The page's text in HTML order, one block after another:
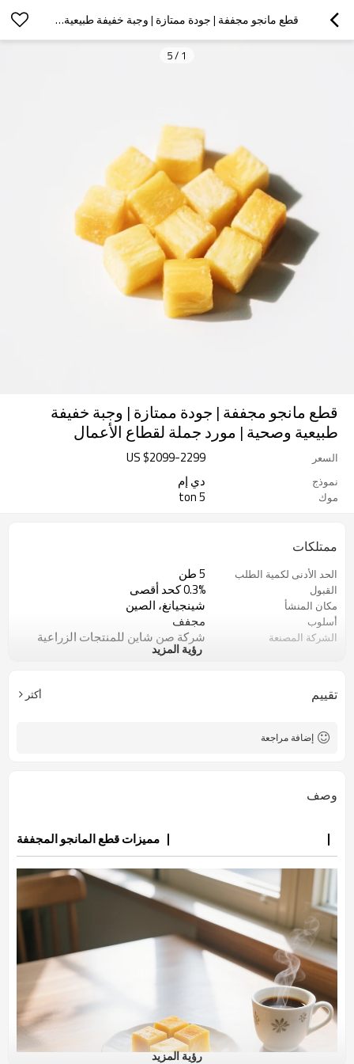
قطع مانجو مجففة | جودة ممتازة | وجبة خفيفة طبيعية وصحية | مورد جملة لقطاع الأعمال
1
/
5
قطع مانجو مجففة | جودة ممتازة | وجبة خفيفة
طبيعية وصحية | مورد جملة لقطاع الأعمال
السعر US $2099-2299
نموذج دي إم
موك 5 ton
ممتلكات
الحد الأدنى لكمية الطلب 5 طن
القبول 0.3% كحد أقصى
مكان المنشأ شينجيانغ، الصين
أسلوب مجفف
الشركة المصنعة
شركة صن شاين للمنتجات الزراعية
المحدودة
رؤية المزيد
تقييم أكثر
إضافة مراجعة
وصف
مميزات قطع المانجو المجففة
رؤية المزيد